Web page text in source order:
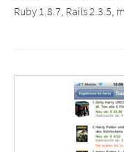
Ruby 1.8.7, Rails 2.3.5,